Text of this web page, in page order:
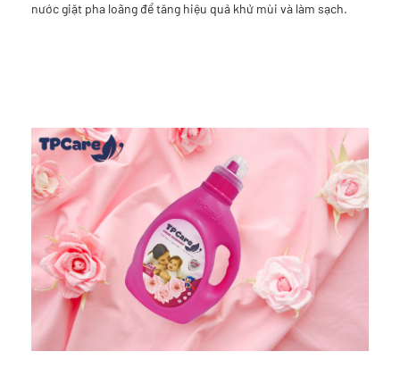
nước giặt pha loãng để tăng hiệu quả khử mùi và làm sạch.